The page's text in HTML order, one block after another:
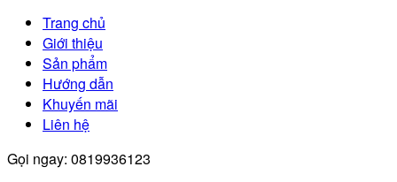
Trang chủ
Giới thiệu
Sản phẩm
Hướng dẫn
Khuyến mãi
Liên hệ
Gọi ngay: 0819936123